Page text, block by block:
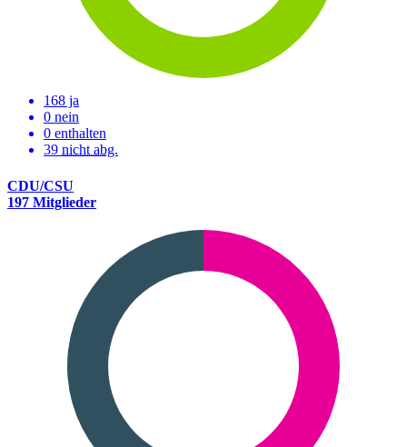
168 ja
0 nein
0 enthalten
39 nicht abg.
CDU/CSU
197 Mitglieder